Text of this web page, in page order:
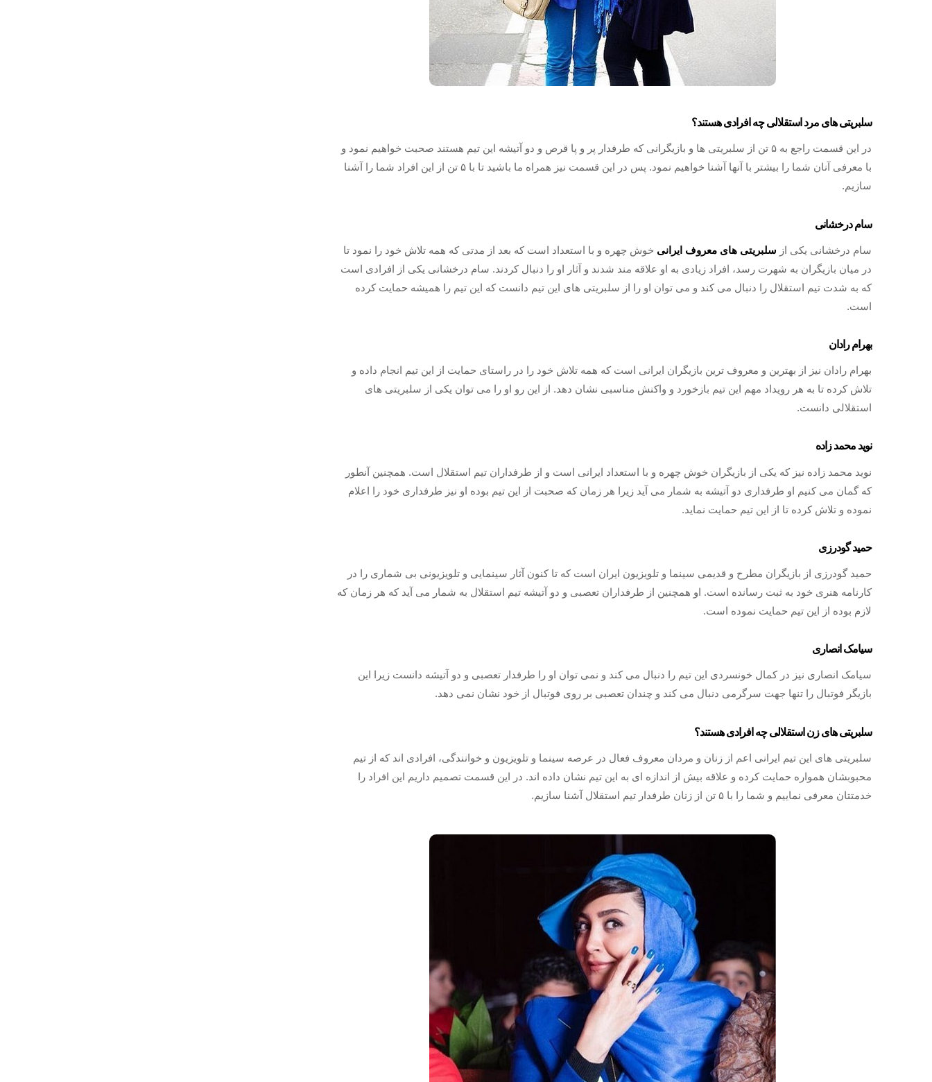
سلبریتی های مرد استقلالی چه افرادی هستند؟
در این قسمت راجع به ۵ تن از سلبریتی ها و بازیگرانی که طرفدار پر و پا قرص و دو آتیشه این تیم هستند صحبت خواهیم نمود و
با معرفی آنان شما را بیشتر با آنها آشنا خواهیم نمود. پس در این قسمت نیز همراه ما باشید تا با ۵ تن از این افراد شما را آشنا
سازیم.
سام درخشانی
سام درخشانی یکی از سلبریتی های معروف ایرانی خوش چهره و با استعداد است که بعد از مدتی که همه تلاش خود را نمود تا
در میان بازیگران به شهرت رسد، افراد زیادی به او علاقه مند شدند و آثار او را دنبال کردند. سام درخشانی یکی از افرادی است
که به شدت تیم استقلال را دنبال می کند و می توان او را از سلبریتی های این تیم دانست که این تیم را همیشه حمایت کرده
است‌.
بهرام رادان
بهرام رادان نیز از بهترین و معروف ترین بازیگران ایرانی است که همه تلاش خود را در راستای حمایت از این تیم انجام داده و
تلاش کرده تا به هر رویداد مهم این تیم بازخورد و واکنش مناسبی نشان دهد. از این رو او را می توان یکی از سلبریتی های
استقلالی دانست.
نوید محمد زاده
نوید محمد زاده نیز که یکی از بازیگران خوش چهره و با استعداد ایرانی است و از طرفداران تیم استقلال است. همچنین آنطور
که گمان می کنیم او طرفداری دو آتیشه به شمار می آید زیرا هر زمان که صحبت از این تیم بوده او نیز طرفداری خود را اعلام
نموده و تلاش کرده تا از این تیم حمایت نماید.
حمید گودرزی
حمید گودرزی از بازیگران مطرح و قدیمی سینما و تلویزیون ایران است که تا کنون آثار سینمایی و تلویزیونی بی شماری را در
کارنامه هنری خود به ثبت رسانده است. او همچنین از طرفداران تعصبی و دو آتیشه تیم استقلال به شمار می آید که هر زمان که
لازم بوده از این تیم حمایت نموده است.
سیامک انصاری
سیامک انصاری نیز در کمال خونسردی این تیم را دنبال می کند و نمی توان او را طرفدار تعصبی و دو آتیشه دانست زیرا این
بازیگر فوتبال را تنها جهت سرگرمی دنبال می کند و چندان تعصبی بر روی فوتبال از خود نشان نمی دهد.
سلبریتی های زن استقلالی چه افرادی هستند؟
سلبریتی های این تیم ایرانی اعم از زنان و مردان معروف فعال در عرصه سینما و تلویزیون و خوانندگی، افرادی اند که از تیم
محبوبشان همواره حمایت کرده و علاقه بیش از اندازه ای به این تیم نشان داده اند. در این قسمت تصمیم داریم این افراد را
خدمتتان معرفی نماییم و شما را با ۵ تن از زنان طرفدار تیم استقلال آشنا سازیم.